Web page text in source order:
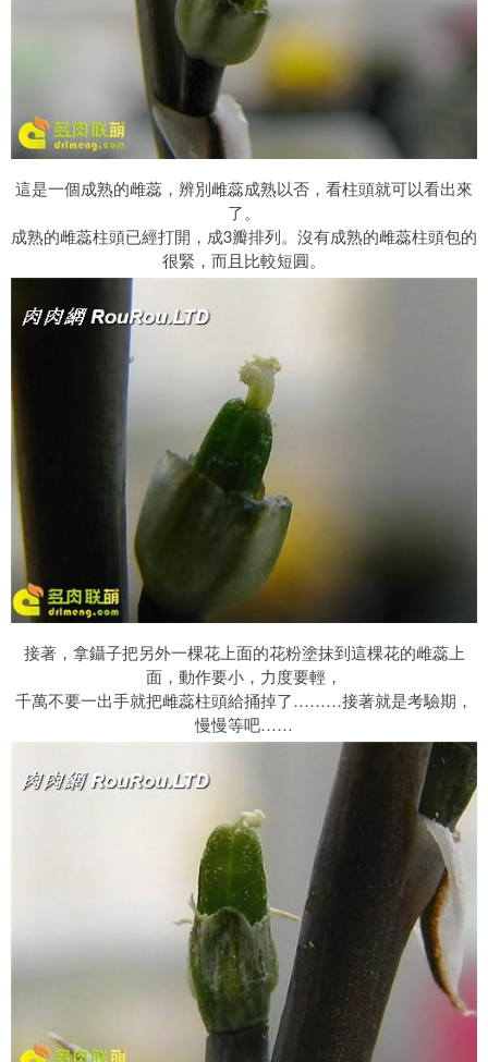
這是一個成熟的雌蕊，辨別雌蕊成熟以否，看柱頭就可以看出來
了。
成熟的雌蕊柱頭已經打開，成3瓣排列。沒有成熟的雌蕊柱頭包的
很緊，而且比較短圓。
接著，拿鑷子把另外一棵花上面的花粉塗抹到這棵花的雌蕊上
面，動作要小，力度要輕，
千萬不要一出手就把雌蕊柱頭給捅掉了………接著就是考驗期，
慢慢等吧……